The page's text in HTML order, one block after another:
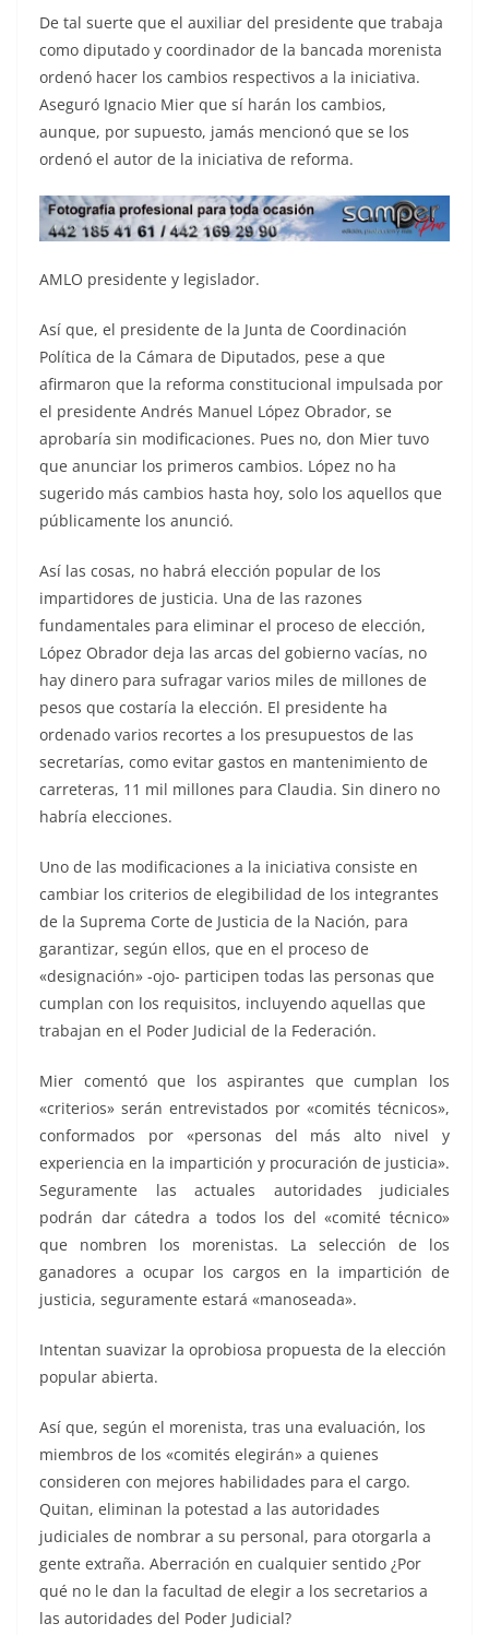
De tal suerte que el auxiliar del presidente que trabaja
como diputado y coordinador de la bancada morenista
ordenó hacer los cambios respectivos a la iniciativa.
Aseguró Ignacio Mier que sí harán los cambios,
aunque, por supuesto, jamás mencionó que se los
ordenó el autor de la iniciativa de reforma.
AMLO presidente y legislador.
Así que, el presidente de la Junta de Coordinación
Política de la Cámara de Diputados, pese a que
afirmaron que la reforma constitucional impulsada por
el presidente Andrés Manuel López Obrador, se
aprobaría sin modificaciones. Pues no, don Mier tuvo
que anunciar los primeros cambios. López no ha
sugerido más cambios hasta hoy, solo los aquellos que
públicamente los anunció.
Así las cosas, no habrá elección popular de los
impartidores de justicia. Una de las razones
fundamentales para eliminar el proceso de elección,
López Obrador deja las arcas del gobierno vacías, no
hay dinero para sufragar varios miles de millones de
pesos que costaría la elección. El presidente ha
ordenado varios recortes a los presupuestos de las
secretarías, como evitar gastos en mantenimiento de
carreteras, 11 mil millones para Claudia. Sin dinero no
habría elecciones.
Uno de las modificaciones a la iniciativa consiste en
cambiar los criterios de elegibilidad de los integrantes
de la Suprema Corte de Justicia de la Nación, para
garantizar, según ellos, que en el proceso de
«designación» -ojo- participen todas las personas que
cumplan con los requisitos, incluyendo aquellas que
trabajan en el Poder Judicial de la Federación.
Mier comentó que los aspirantes que cumplan los
«criterios» serán entrevistados por «comités técnicos»,
conformados por «personas del más alto nivel y
experiencia en la impartición y procuración de justicia».
Seguramente las actuales autoridades judiciales
podrán dar cátedra a todos los del «comité técnico»
que nombren los morenistas. La selección de los
ganadores a ocupar los cargos en la impartición de
justicia, seguramente estará «manoseada».
Intentan suavizar la oprobiosa propuesta de la elección
popular abierta.
Así que, según el morenista, tras una evaluación, los
miembros de los «comités elegirán» a quienes
consideren con mejores habilidades para el cargo.
Quitan, eliminan la potestad a las autoridades
judiciales de nombrar a su personal, para otorgarla a
gente extraña. Aberración en cualquier sentido ¿Por
qué no le dan la facultad de elegir a los secretarios a
las autoridades del Poder Judicial?